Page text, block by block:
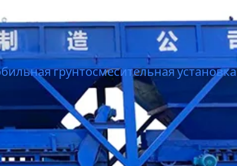
грунтосмесительная установка